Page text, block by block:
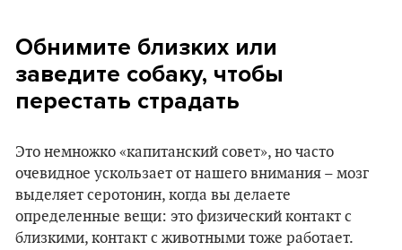
Обнимите близких или
заведите собаку, чтобы
перестать страдать
Это немножко «капитанский совет», но часто
очевидное ускользает от нашего внимания – мозг
выделяет серотонин, когда вы делаете
определенные вещи: это физический контакт с
близкими, контакт с животными тоже работает.